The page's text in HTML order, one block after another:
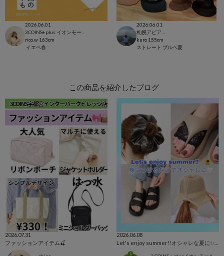
2026.06.01
rico.w 163cm
イエベ春
2026.06.01
kuro 155cm
ストレート ブルベ夏
この商品を紹介したブログ
2026.07.31
ファッションアイテム🍒
2026.06.08